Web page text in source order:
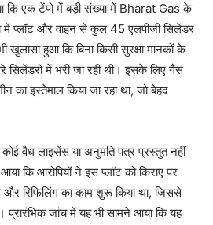
कि एक टेंपो में बड़ी संख्या में Bharat Gas के
प्लॉट और वाहन से कुल 45 एलपीजी सिलेंडर
खुलासा हुआ कि बिना किसी सुरक्षा मानकों के
में भरी जा रही थी। इसके लिए गैस
इस्तेमाल किया जा रहा था, जो बेहद
कोई वैध लाइसेंस या अनुमति पत्र प्रस्तुत नहीं
कि आरोपियों ने इस प्लॉट को किराए पर
रिफिलिंग का काम शुरू किया था, जिससे
प्रारंभिक जांच में यह भी सामने आया कि यह